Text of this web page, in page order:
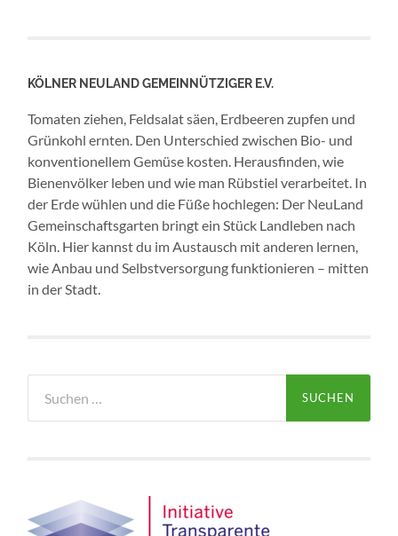
KÖLNER NEULAND GEMEINNÜTZIGER E.V.
Tomaten ziehen, Feldsalat säen, Erdbeeren zupfen und
Grünkohl ernten. Den Unterschied zwischen Bio- und
konventionellem Gemüse kosten. Herausfinden, wie
Bienenvölker leben und wie man Rübstiel verarbeitet. In
der Erde wühlen und die Füße hochlegen: Der NeuLand
Gemeinschaftsgarten bringt ein Stück Landleben nach
Köln. Hier kannst du im Austausch mit anderen lernen,
wie Anbau und Selbstversorgung funktionieren – mitten
in der Stadt.
nach: